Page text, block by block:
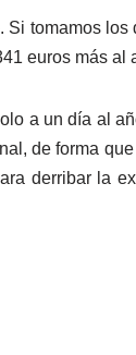
tomamos
euros más
a un día al
de forma
derribar la